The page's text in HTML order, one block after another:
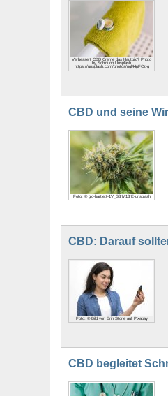
Verbessert CBD Creme das Hautbild? Photo
by Sohini on Unsplash
https://unsplash.com/photos/ngl44pFCz-g
CBD und seine
Foto: © gio-bartlett-1V_S8rM13rE-unsplash
CBD: Darauf
Foto: © Bild von Erin Stone auf Pixabay
CBD begleitet